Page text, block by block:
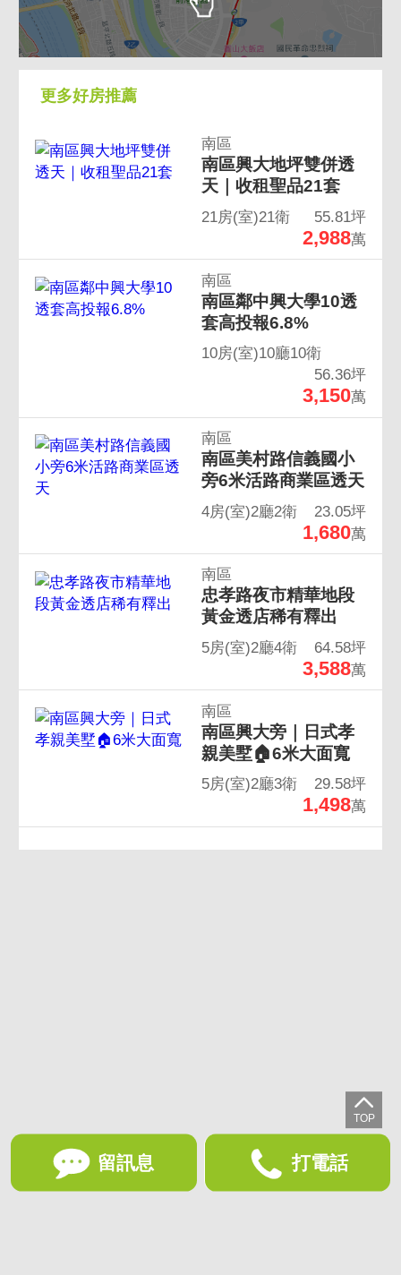
更多好房推薦
南區
南區興大地坪雙併透
天｜收租聖品21套
21房(室)21衛 55.81坪
2,988萬
南區
南區鄰中興大學10透
套高投報6.8%
10房(室)10廳10衛
56.36坪
3,150萬
南區
南區美村路信義國小
旁6米活路商業區透天
4房(室)2廳2衛 23.05坪
1,680萬
南區
忠孝路夜市精華地段
黃金透店稀有釋出
5房(室)2廳4衛 64.58坪
3,588萬
南區
南區興大旁｜日式孝
親美墅🏠6米大面寬
5房(室)2廳3衛 29.58坪
1,498萬
留訊息 打電話